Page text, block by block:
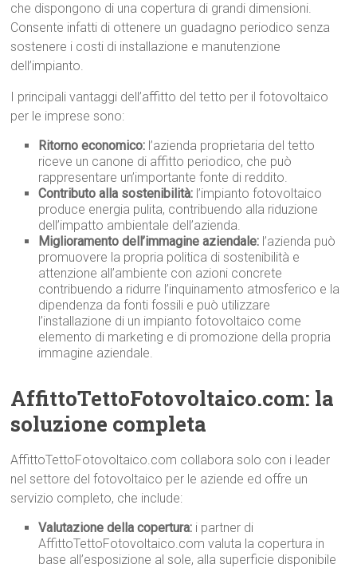
che dispongono di una copertura di grandi dimensioni.
Consente infatti di ottenere un guadagno periodico senza
sostenere i costi di installazione e manutenzione
dell’impianto.
I principali vantaggi dell’affitto del tetto per il fotovoltaico
per le imprese sono:
Ritorno economico: l’azienda proprietaria del tetto
riceve un canone di affitto periodico, che può
rappresentare un’importante fonte di reddito.
Contributo alla sostenibilità: l’impianto fotovoltaico
produce energia pulita, contribuendo alla riduzione
dell’impatto ambientale dell’azienda.
Miglioramento dell’immagine aziendale: l’azienda può
promuovere la propria politica di sostenibilità e
attenzione all’ambiente con azioni concrete
contribuendo a ridurre l’inquinamento atmosferico e la
dipendenza da fonti fossili e può utilizzare
l’installazione di un impianto fotovoltaico come
elemento di marketing e di promozione della propria
immagine aziendale.
AffittoTettoFotovoltaico.com: la
soluzione completa
AffittoTettoFotovoltaico.com collabora solo con i leader
nel settore del fotovoltaico per le aziende ed offre un
servizio completo, che include:
Valutazione della copertura: i partner di
AffittoTettoFotovoltaico.com valuta la copertura in
base all’esposizione al sole, alla superficie disponibile